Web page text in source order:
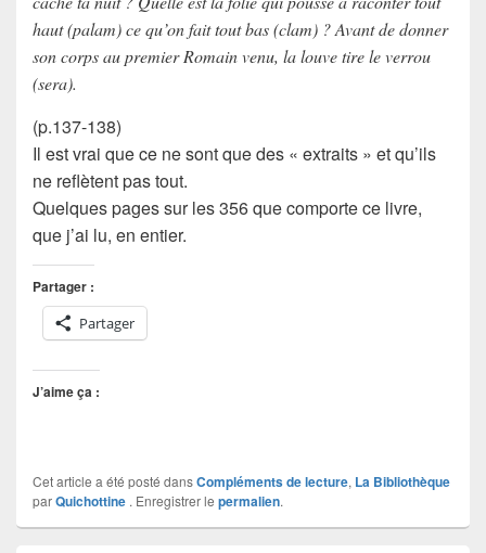
haut (palam) ce qu’on fait tout bas (clam) ? Avant de donner
son corps au premier Romain venu, la louve tire le verrou
(sera).
(p.137-138)
Il est vrai que ce ne sont que des « extraits » et qu’ils
ne reflètent pas tout.
Quelques pages sur les 356 que comporte ce livre,
que j’ai lu, en entier.
Partager :
Partager
J’aime ça :
Cet article a été posté dansCompléments de lecture, La Bibliothèque
parQuichottine . Enregistrer le permalien.